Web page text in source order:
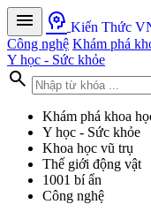
menu psychology Kiến Thức
Công nghệ Khám phá
Y học - Sức khỏe
search
Khám phá khoa
Y học - Sức khỏe
Khoa học vũ trụ
Thế giới động vật
1001 bí ẩn
Công nghệ